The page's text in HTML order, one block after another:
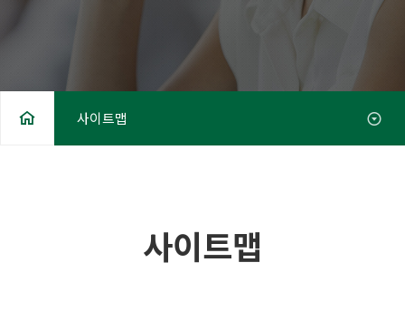
사이트맵
사이트맵